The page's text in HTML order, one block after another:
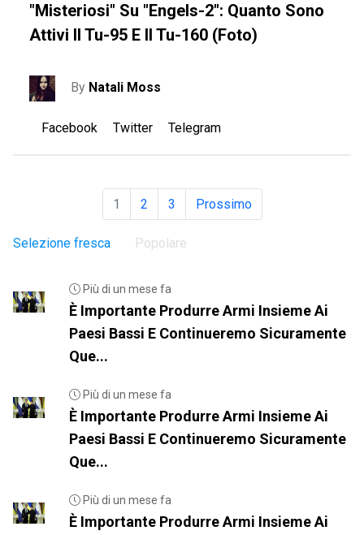
"misteriosi" Su "Engels-2": Quanto Sono
Attivi Il Tu-95 E Il Tu-160 (foto)
By Natali Moss
Facebook Twitter Telegram
1 2 3 Prossimo
Selezione fresca Popolare
Più di un mese fa
È Importante Produrre Armi Insieme Ai
Paesi Bassi E Continueremo Sicuramente
Que...
Più di un mese fa
È Importante Produrre Armi Insieme Ai
Paesi Bassi E Continueremo Sicuramente
Que...
Più di un mese fa
È Importante Produrre Armi Insieme Ai